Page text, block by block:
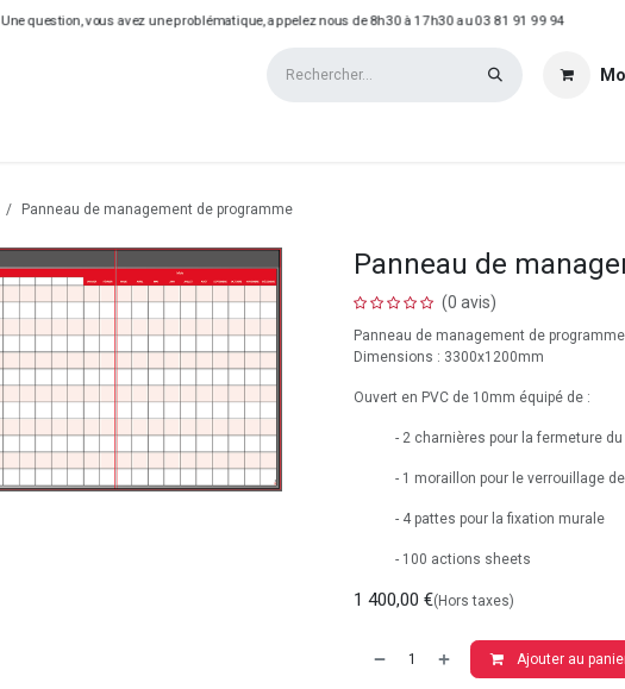
Une question, vous avez une problématique, appelez nous de 8h30 à 17h30 au 03 81 91 99 94
Panneau de management de programme
Panneau de
(0 avis)
Panneau de management de programme
Dimensions : 3300x1200mm
Ouvert en PVC de 10mm équipé de :
​- 2 charnières pour la fermeture
​- 1 moraillon pour le verrouillage
​- 4 pattes pour la fixation murale
​- 100 actions sheets
1 400,00 €(Hors taxes)
Ajouter au